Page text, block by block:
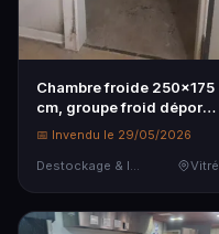
Chambre froide 250x175
cm, groupe froid déporté
Obligation d…
📅 Invendu le 29/05/2026
Destockage & Invendus
Vitré